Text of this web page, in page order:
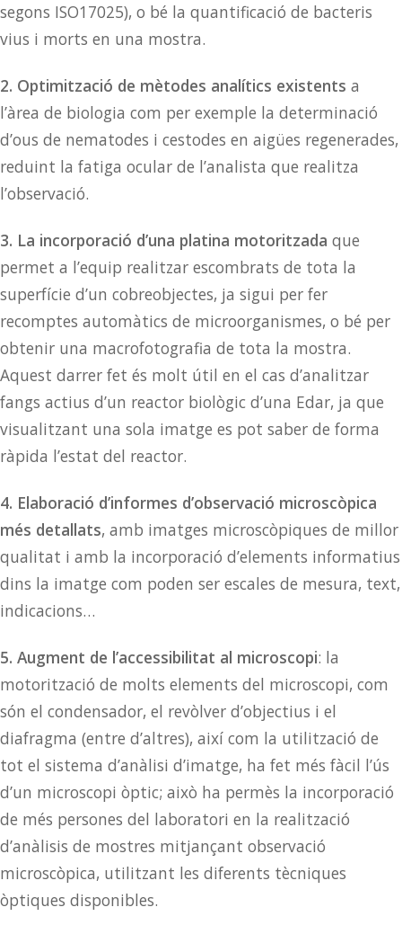
segons ISO17025), o bé la quantificació de bacteris
vius i morts en una mostra.
2. Optimització de mètodes analítics existents a
l’àrea de biologia com per exemple la determinació
d’ous de nematodes i cestodes en aigües regenerades,
reduint la fatiga ocular de l’analista que realitza
l’observació.
3. La incorporació d’una platina motoritzada que
permet a l’equip realitzar escombrats de tota la
superfície d’un cobreobjectes, ja sigui per fer
recomptes automàtics de microorganismes, o bé per
obtenir una macrofotografia de tota la mostra.
Aquest darrer fet és molt útil en el cas d’analitzar
fangs actius d’un reactor biològic d’una Edar, ja que
visualitzant una sola imatge es pot saber de forma
ràpida l’estat del reactor.
4. Elaboració d’informes d’observació microscòpica
més detallats, amb imatges microscòpiques de millor
qualitat i amb la incorporació d’elements informatius
dins la imatge com poden ser escales de mesura, text,
indicacions…
5. Augment de l’accessibilitat al microscopi: la
motorització de molts elements del microscopi, com
són el condensador, el revòlver d’objectius i el
diafragma (entre d’altres), així com la utilització de
tot el sistema d’anàlisi d’imatge, ha fet més fàcil l’ús
d’un microscopi òptic; això ha permès la incorporació
de més persones del laboratori en la realització
d’anàlisis de mostres mitjançant observació
microscòpica, utilitzant les diferents tècniques
òptiques disponibles.